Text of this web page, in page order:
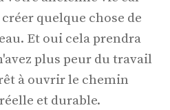
quelque chose de
Et oui cela prendra
plus peur du travail
à ouvrir le chemin
et durable.